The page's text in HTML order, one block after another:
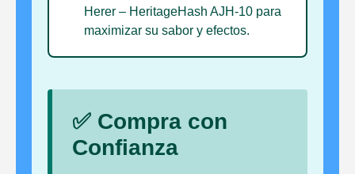
Herer – HeritageHash AJH-10 para
maximizar su sabor y efectos.
✅ Compra con
Confianza